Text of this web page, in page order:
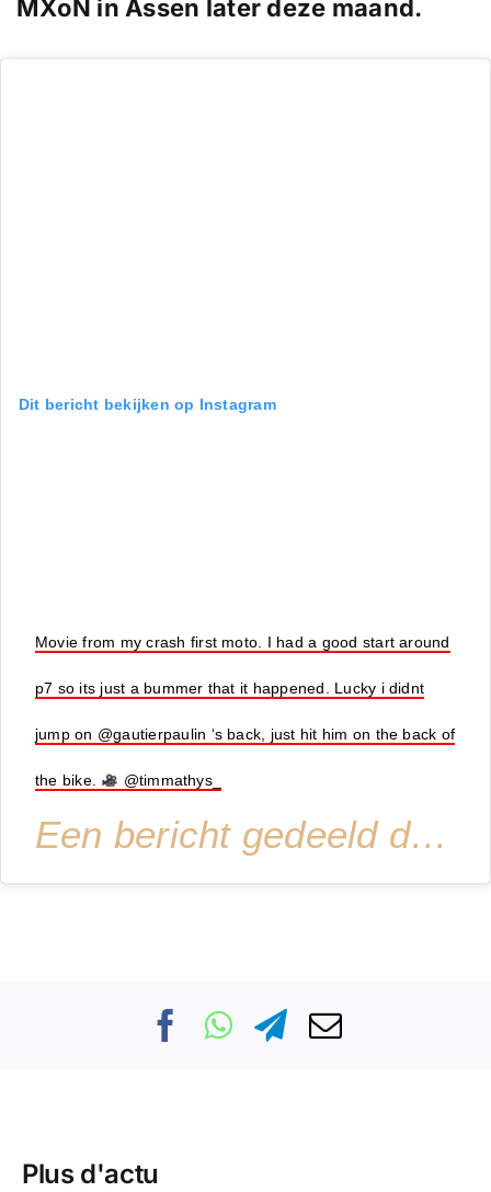
MXoN in Assen later deze maand.
Dit bericht bekijken op Instagram
Movie from my crash first moto. I had a good start around
p7 so its just a bummer that it happened. Lucky i didnt
jump on @gautierpaulin ‘s back, just hit him on the back of
the bike. @timmathys_
Een bericht gedeeld door
Plus d'actu